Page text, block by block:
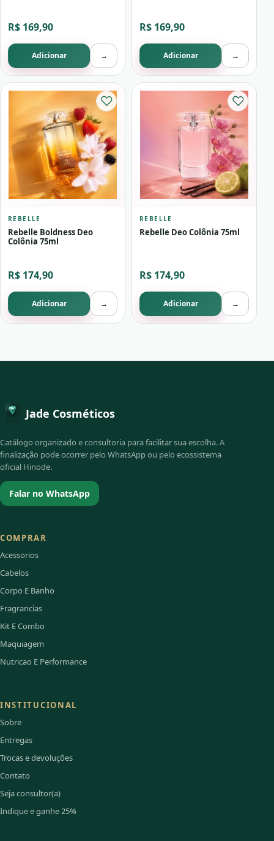
R$ 169,90
Adicionar →
R$ 169,90
Adicionar →
REBELLE
Rebelle Boldness Deo
Colônia 75ml
R$ 174,90
Adicionar →
REBELLE
Rebelle Deo Colônia 75ml
R$ 174,90
Adicionar →
Jade Cosméticos
Catálogo organizado e consultoria para facilitar sua escolha. A
finalização pode ocorrer pelo WhatsApp ou pelo ecossistema
oficial Hinode.
Falar no WhatsApp
COMPRAR
Acessorios
Cabelos
Corpo E Banho
Fragrancias
Kit E Combo
Maquiagem
Nutricao E Performance
INSTITUCIONAL
Sobre
Entregas
Trocas e devoluções
Contato
Seja consultor(a)
Indique e ganhe 25%